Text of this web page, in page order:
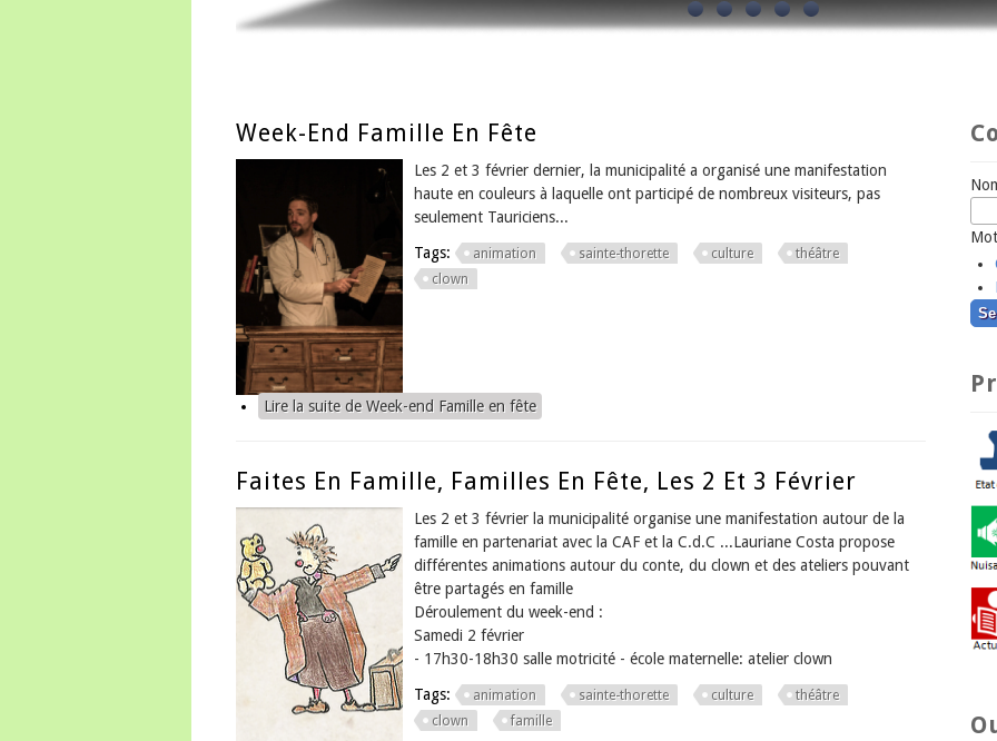
Week-End Famille En Fête
Les 2 et 3 février dernier, la municipalité a organisé une manifestation
haute en couleurs à laquelle ont participé de nombreux visiteurs, pas
seulement Tauriciens...
Tags: animation sainte-thorette culture
théâtre
clown
Lire la suitede Week-end Famille en fête
Faites En Famille, Familles En Fête, Les 2 Et 3 Février
Les 2 et 3 février la municipalité organise une manifestation autour de la
famille en partenariat avec la CAF et la C.d.C ...Lauriane Costa propose
différentes animations autour du conte, du clown et des ateliers pouvant
être partagés en famille
Déroulement du week-end :
Samedi 2 février
- 17h30-18h30 salle motricité - école maternelle: atelier clown
Tags: animation sainte-thorette culture
théâtre
clown
famille